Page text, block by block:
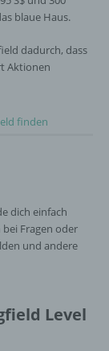
blaue Haus.
dadurch, dass
Aktionen
finden
dich einfach
Fragen oder
und andere
Level